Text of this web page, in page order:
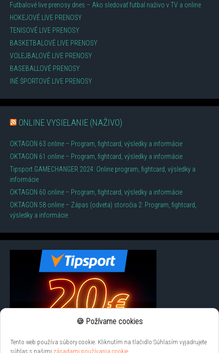
🍪 Požívame cookies
Tento web používa súbory cookie. Kliknutím na tlačidlo Súhlasím vyjadrujete
súhlas s našimi zásadami používania cookie
Futbalové live prenosy dnes – Ako sledovať futbal naživo v TV a online
HOKEJOVÉ LIVE PRENOSY
TENISOVÉ LIVE PRENOSY
BASKETBALOVÉ LIVE PRENOSY
VOLEJBALOVÉ LIVE PRENOSY
BASEBALLOVÉ PRENOSY
INÉ ŠPORTOVÉ LIVE PRENOSY
ONLINE VYSIELANIE (NAŽIVO)
OKTAGON 63 online – Program, fightcard, výsledky a informácie
OKTAGON 61 online – Program, fightcard, výsledky a informácie
Tipsport GAMECHANGER 2024: Online program, fightcard, výsledky a
informácie
OKTAGON 60 online – Program, fightcard, výsledky a informácie
OKTAGON 58 online – Zápas (odveta) storočia 2: Program, fightcard,
výsledky a informácie